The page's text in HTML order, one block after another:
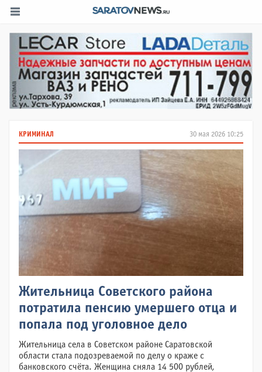
30 мая 2026 10:25
КРИМИНАЛ
Жительница Советского района
потратила пенсию умершего отца и
попала под уголовное дело
Жительница села в Советском районе Саратовской
области стала подозреваемой по делу о краже с
банковского счёта. Женщина сняла 14 500 рублей,